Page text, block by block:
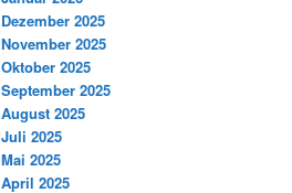
Dezember 2025
November 2025
Oktober 2025
September 2025
August 2025
Juli 2025
Mai 2025
April 2025